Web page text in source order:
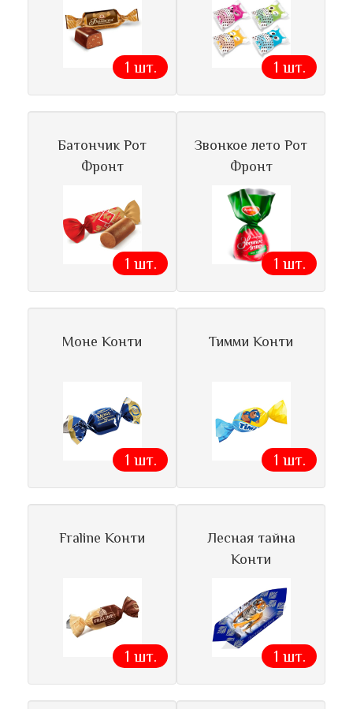
1 шт. 1 шт.
Батончик Рот
Фронт
1 шт.
Звонкое лето Рот
Фронт
1 шт.
Моне Конти
1 шт.
Тимми Конти
1 шт.
Fraline Конти
1 шт.
Лесная тайна
Конти
1 шт.